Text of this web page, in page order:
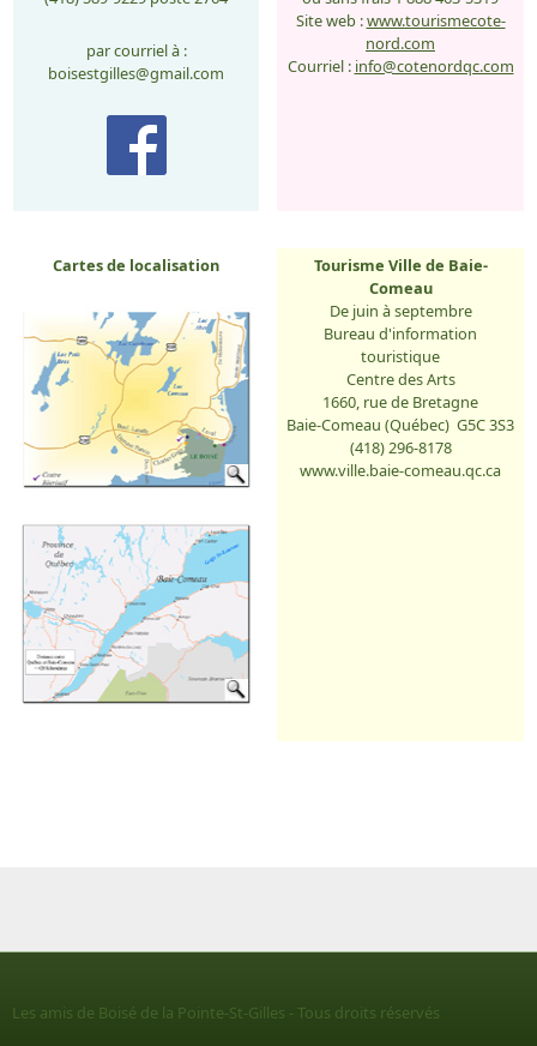
par courriel à :
boisestgilles@gmail.com
Site web :www.tourismecote-
nord.com
Courriel : info@cotenordqc.com
Cartes de localisation
Tourisme Ville de Baie-
Comeau
De juin à septembre
Bureau d'information
touristique
Centre des Arts
1660, rue de Bretagne
Baie-Comeau (Québec) G5C 3S3
(418) 296-8178
www.ville.baie-comeau.qc.ca
Les amis de Boisé de la Pointe-St-Gilles - Tous droits réservés